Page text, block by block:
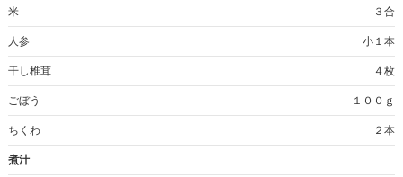
米 ３合
人参 小１本
干し椎茸 ４枚
ごぼう １００ｇ
ちくわ ２本
煮汁